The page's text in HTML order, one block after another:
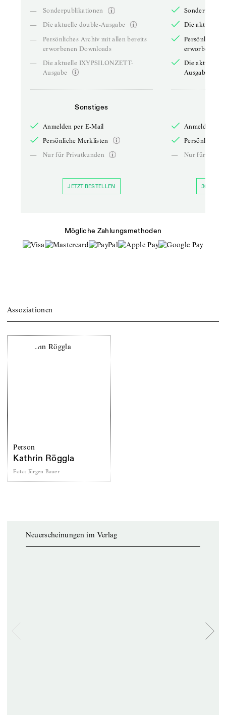
—
Sonderpublikationen
—
Die aktuelle double-Ausgabe
—
Persönliches Archiv mit allen bereits
erworbenen Downloads
—
Die aktuelle IXYPSILONZETT-
Ausgabe
Sonstiges
Anmelden per E-Mail
Persönliche Merklisten
—
Nur für Privatkunden
JETZT BESTELLEN
Die aktuelle
Persönliches
erworbenen
Die aktuelle
Ausgabe
Anmelden
Persönliche
—
Nur für
30 TAGE
Mögliche Zahlungsmethoden
Assoziationen
Person
Kathrin Röggla
Foto: Jürgen Bauer
Neuerscheinungen im Verlag